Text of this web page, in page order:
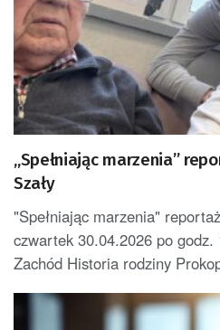
„Spełniając marzenia”
Szały
"Spełniając marzenia"
czwartek 30.04.2026 po
Zachód Historia rodziny